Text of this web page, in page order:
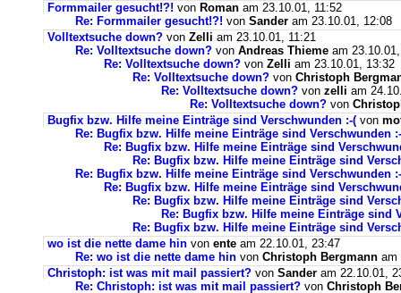
Formmailer gesucht!?! von Roman am 23.10.01, 11:52
Re: Formmailer gesucht!?! von Sander am 23.10.01, 12:08
Volltextsuche down? von Zelli am 23.10.01, 11:21
Re: Volltextsuche down? von Andreas Thieme am
Re: Volltextsuche down? von Zelli am 23.10.01, 13:32
Re: Volltextsuche down? von Christoph
Re: Volltextsuche down? von zelli am
Re: Volltextsuche down? von
Bugfix bzw. Hilfe meine Einträge sind Verschwunden :-( von
Re: Bugfix bzw. Hilfe meine Einträge sind Verschwunden
Re: Bugfix bzw. Hilfe meine Einträge sind
Re: Bugfix bzw. Hilfe meine Einträge sind
Re: Bugfix bzw. Hilfe meine Einträge sind Verschwunden
Re: Bugfix bzw. Hilfe meine Einträge sind
Re: Bugfix bzw. Hilfe meine Einträge sind
Re: Bugfix bzw. Hilfe meine Einträge sind
Re: Bugfix bzw. Hilfe meine Einträge sind
wo ist die nette dame hin von ente am 22.10.01, 23:47
Re: wo ist die nette dame hin von Christoph Bergmann am
Christoph: ist was mit mail passiert? von Sander am 22.10.01,
Re: Christoph: ist was mit mail passiert? von Christoph